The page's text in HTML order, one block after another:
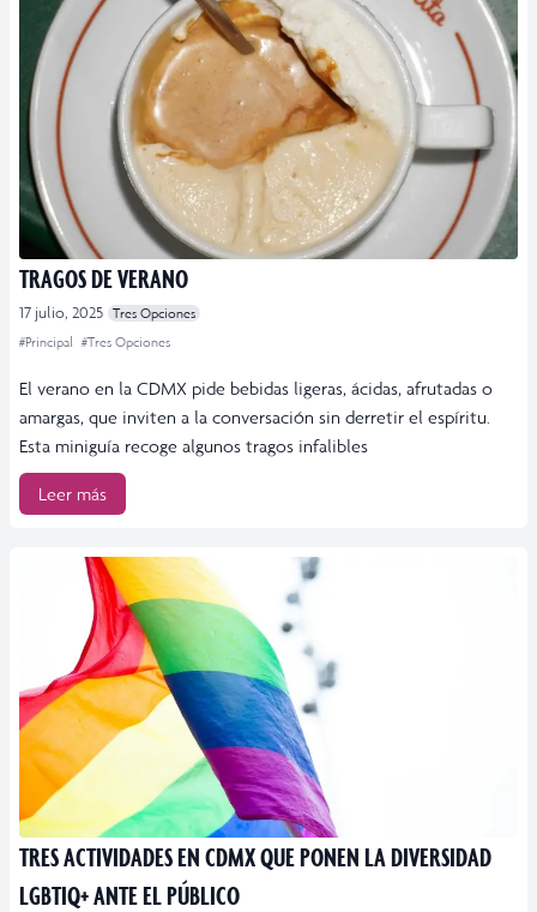
TRAGOS DE VERANO
17 julio, 2025 Tres Opciones
#Principal #Tres Opciones
El verano en la CDMX pide bebidas ligeras, ácidas, afrutadas o
amargas, que inviten a la conversación sin derretir el espíritu.
Esta miniguía recoge algunos tragos infalibles
Leer más
TRES ACTIVIDADES EN CDMX QUE PONEN LA DIVERSIDAD
LGBTIQ+ ANTE EL PÚBLICO